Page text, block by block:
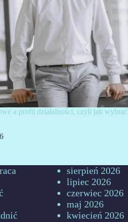
a profil działalności, czyli jak wybrać
sierpień 2026
lipiec 2026
czerwiec 2026
maj 2026
kwiecień 2026